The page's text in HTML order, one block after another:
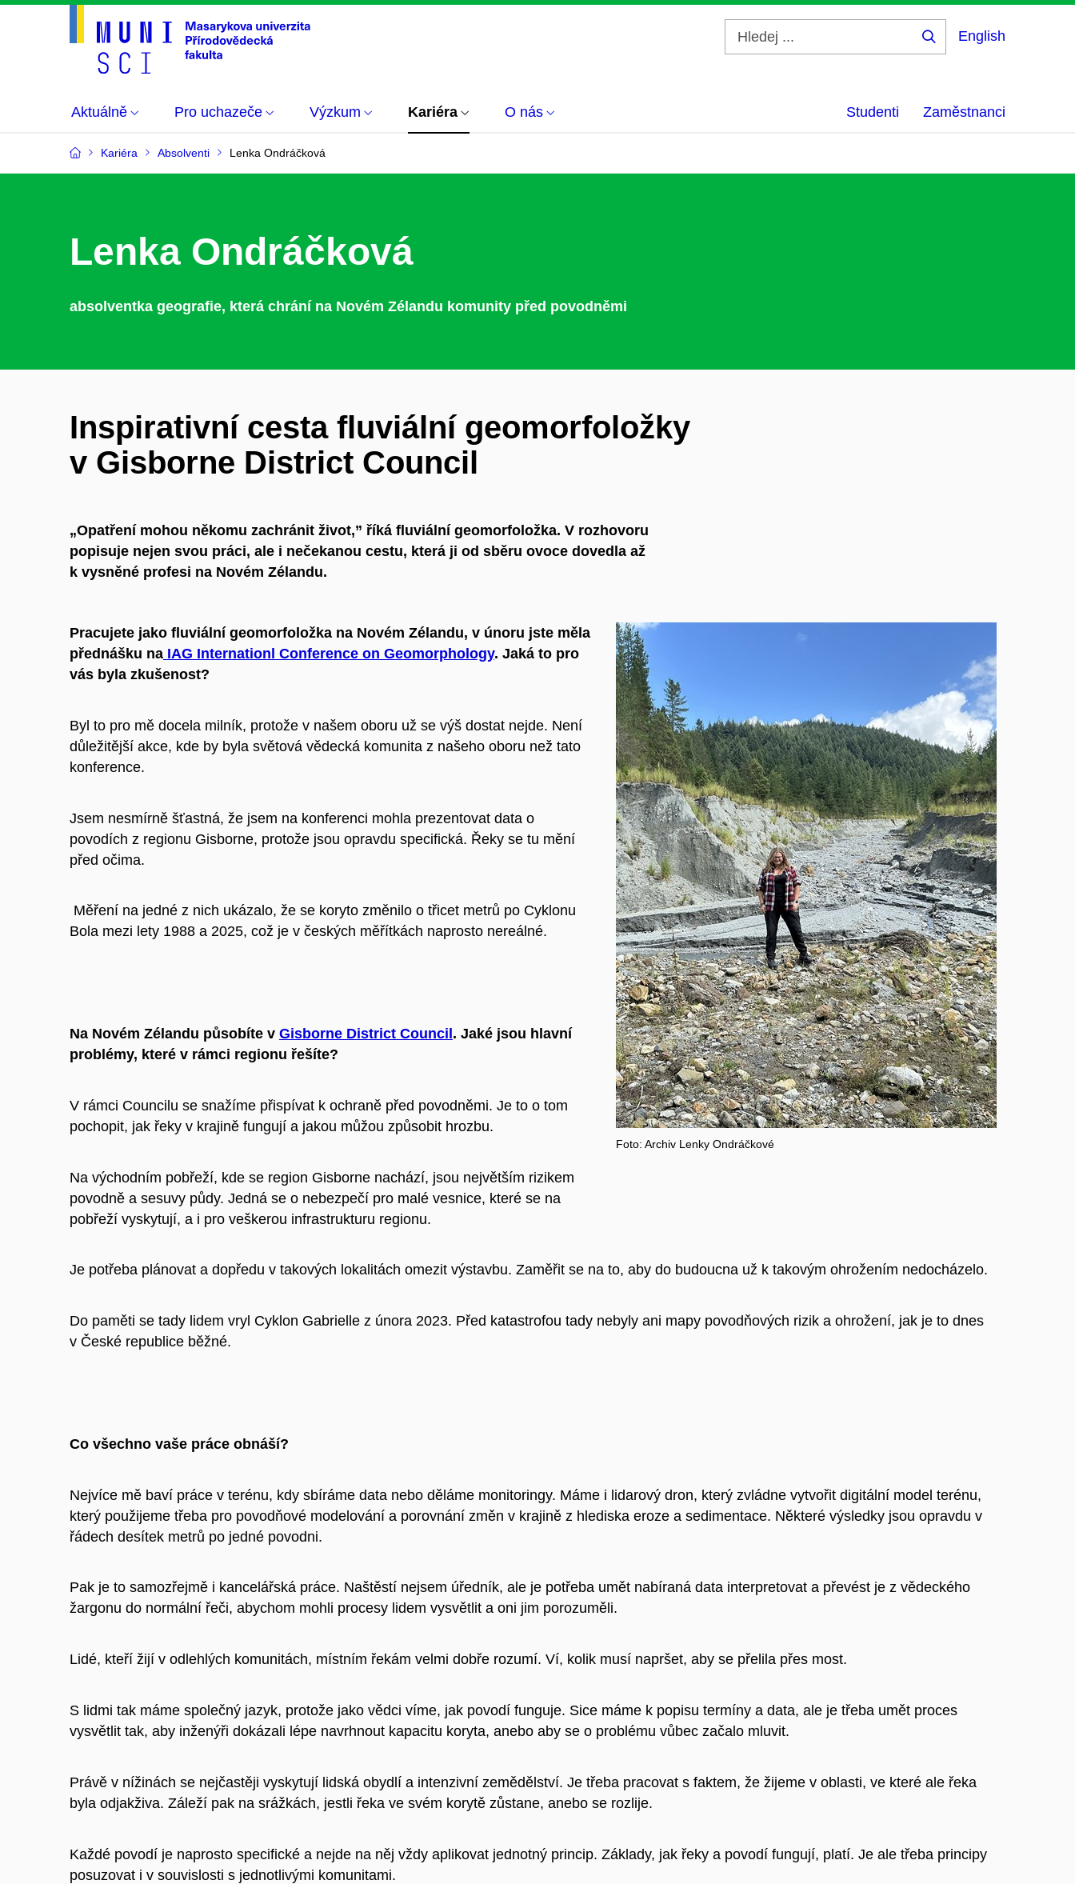
English
Aktuálně Pro uchazeče Výzkum Kariéra O nás Studenti Zaměstnanci
Kariéra Absolventi Lenka Ondráčková
Lenka Ondráčková
absolventka geografie, která chrání na Novém Zélandu komunity před povodněmi
Inspirativní cesta fluviální geomorfoložky
v Gisborne District Council
„Opatření mohou někomu zachránit život,” říká fluviální geomorfoložka. V rozhovoru
popisuje nejen svou práci, ale i nečekanou cestu, která ji od sběru ovoce dovedla až
k vysněné profesi na Novém Zélandu.
Foto: Archiv Lenky Ondráčkové
Pracujete jako fluviální geomorfoložka na Novém Zélandu, v únoru jste měla
přednášku na IAG Internationl Conference on Geomorphology. Jaká to pro
vás byla zkušenost?
Byl to pro mě docela milník, protože v našem oboru už se výš dostat nejde. Není
důležitější akce, kde by byla světová vědecká komunita z našeho oboru než tato
konference.
Jsem nesmírně šťastná, že jsem na konferenci mohla prezentovat data o
povodích z regionu Gisborne, protože jsou opravdu specifická. Řeky se tu mění
před očima.
Měření na jedné z nich ukázalo, že se koryto změnilo o třicet metrů po Cyklonu
Bola mezi lety 1988 a 2025, což je v českých měřítkách naprosto nereálné.
Na Novém Zélandu působíte v Gisborne District Council. Jaké jsou hlavní
problémy, které v rámci regionu řešíte?
V rámci Councilu se snažíme přispívat k ochraně před povodněmi. Je to o tom
pochopit, jak řeky v krajině fungují a jakou můžou způsobit hrozbu.
Na východním pobřeží, kde se region Gisborne nachází, jsou největším rizikem
povodně a sesuvy půdy. Jedná se o nebezpečí pro malé vesnice, které se na
pobřeží vyskytují, a i pro veškerou infrastrukturu regionu.
Je potřeba plánovat a dopředu v takových lokalitách omezit výstavbu. Zaměřit se na to, aby do budoucna už k takovým ohrožením nedocházelo.
Do paměti se tady lidem vryl Cyklon Gabrielle z února 2023. Před katastrofou tady nebyly ani mapy povodňových rizik a ohrožení, jak je to dnes
v České republice běžné.
Co všechno vaše práce obnáší?
Nejvíce mě baví práce v terénu, kdy sbíráme data nebo děláme monitoringy. Máme i lidarový dron, který zvládne vytvořit digitální model terénu,
který použijeme třeba pro povodňové modelování a porovnání změn v krajině z hlediska eroze a sedimentace. Některé výsledky jsou opravdu v
řádech desítek metrů po jedné povodni.
Pak je to samozřejmě i kancelářská práce. Naštěstí nejsem úředník, ale je potřeba umět nabíraná data interpretovat a převést je z vědeckého
žargonu do normální řeči, abychom mohli procesy lidem vysvětlit a oni jim porozuměli.
Lidé, kteří žijí v odlehlých komunitách, místním řekám velmi dobře rozumí. Ví, kolik musí napršet, aby se přelila přes most.
S lidmi tak máme společný jazyk, protože jako vědci víme, jak povodí funguje. Sice máme k popisu termíny a data, ale je třeba umět proces
vysvětlit tak, aby inženýři dokázali lépe navrhnout kapacitu koryta, anebo aby se o problému vůbec začalo mluvit.
Právě v nížinách se nejčastěji vyskytují lidská obydlí a intenzivní zemědělství. Je třeba pracovat s faktem, že žijeme v oblasti, ve které ale řeka
byla odjakživa. Záleží pak na srážkách, jestli řeka ve svém korytě zůstane, anebo se rozlije.
Každé povodí je naprosto specifické a nejde na něj vždy aplikovat jednotný princip. Základy, jak řeky a povodí fungují, platí. Je ale třeba principy
posuzovat i v souvislosti s jednotlivými komunitami.